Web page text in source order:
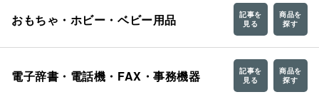
おもちゃ・ホビー・ベビー用品
記事を
見る
商品を
探す
電子辞書・電話機・FAX・事務機器
記事を
見る
商品を
探す